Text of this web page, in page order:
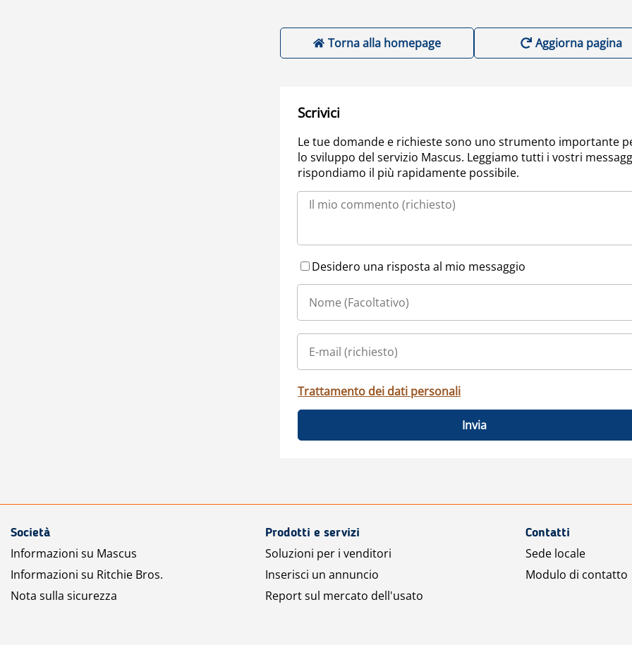
Torna alla homepage Aggiorna pagina
Scrivici
Le tue domande e richieste sono uno strumento importante
lo sviluppo del servizio Mascus. Leggiamo tutti i vostri
rispondiamo il più rapidamente possibile.
Desidero una risposta al mio messaggio
Trattamento dei dati personali
Invia
Società
Informazioni su Mascus
Informazioni su Ritchie Bros.
Nota sulla sicurezza
Prodotti e servizi
Soluzioni per i venditori
Inserisci un annuncio
Report sul mercato dell'usato
Contatti
Sede locale
Modulo di contatto